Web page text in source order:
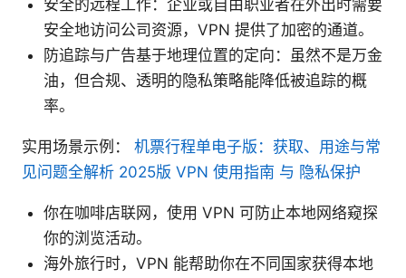
安全的远程工作：企业或自由职业者在外出时需要
安全地访问公司资源，VPN 提供了加密的通道。
防追踪与广告基于地理位置的定向：虽然不是万金
油，但合规、透明的隐私策略能降低被追踪的概
率。
实用场景示例： 机票行程单电子版：获取、用途与常
见问题全解析 2025版 VPN 使用指南 与 隐私保护
你在咖啡店联网，使用 VPN 可防止本地网络窥探
你的浏览活动。
海外旅行时，VPN 能帮助你在不同国家获得本地